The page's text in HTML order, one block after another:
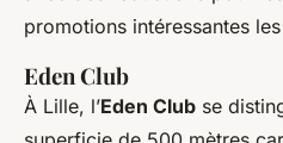
promotions intéressantes
Eden Club
À Lille, l’Eden Club se